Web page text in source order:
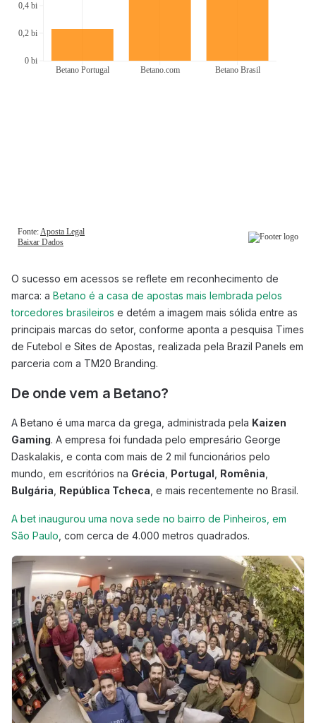
O sucesso em acessos se reflete em reconhecimento de
marca: a Betano é a casa de apostas mais lembrada pelos
torcedores brasileiros e detém a imagem mais sólida entre as
principais marcas do setor, conforme aponta a pesquisa Times
de Futebol e Sites de Apostas, realizada pela Brazil Panels em
parceria com a TM20 Branding.
De onde vem a Betano?
A Betano é uma marca da grega, administrada pela Kaizen
Gaming. A empresa foi fundada pelo empresário George
Daskalakis, e conta com mais de 2 mil funcionários pelo
mundo, em escritórios na Grécia Portugal Romênia
Bulgária República Tcheca , e mais recentemente no Brasil.
A bet inaugurou uma nova sede no bairro de Pinheiros, em
São Paulo , com cerca de 4.000 metros quadrados.